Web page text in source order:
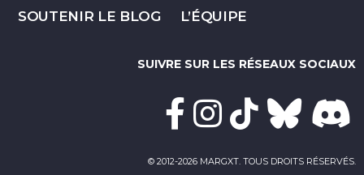
SOUTENIR LE BLOG L’ÉQUIPE
SUIVRE SUR LES RÉSEAUX SOCIAUX
© 2012-2026 MARGXT. TOUS DROITS RÉSERVÉS.